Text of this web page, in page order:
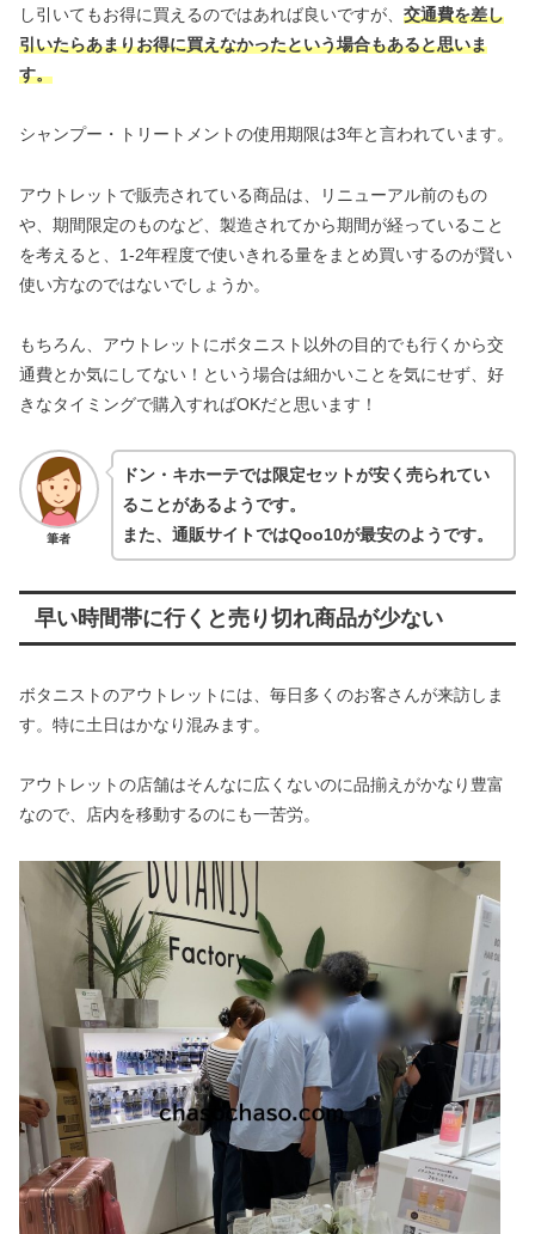
し引いてもお得に買えるのではあれば良いですが、 交通費を差し
引いたらあまりお得に買えなかったという場合もあると思いま
す。
シャンプー・トリートメントの使用期限は3年と言われています。
アウトレットで販売されている商品は、リニューアル前のもの
や、期間限定のものなど、製造されてから期間が経っていること
を考えると、1-2年程度で使いきれる量をまとめ買いするのが賢い
使い方なのではないでしょうか。
もちろん、アウトレットにボタニスト以外の目的でも行くから交
通費とか気にしてない！という場合は細かいことを気にせず、好
きなタイミングで購入すればOKだと思います！
筆者
ドン・キホーテでは限定セットが安く売られてい
ることがあるようです。
また、通販サイトではQoo10が最安のようです。
早い時間帯に行くと売り切れ商品が少ない
ボタニストのアウトレットには、毎日多くのお客さんが来訪しま
す。特に土日はかなり混みます。
アウトレットの店舗はそんなに広くないのに品揃えがかなり豊富
なので、店内を移動するのにも一苦労。